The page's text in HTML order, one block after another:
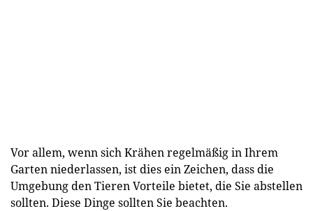
Vor allem, wenn sich Krähen regelmäßig in Ihrem
Garten niederlassen, ist dies ein Zeichen, dass die
Umgebung den Tieren Vorteile bietet, die Sie abstellen
sollten. Diese Dinge sollten Sie beachten.